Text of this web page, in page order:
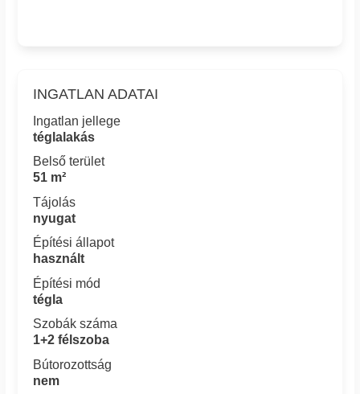
INGATLAN ADATAI
Ingatlan jellege
téglalakás
Belső terület
51 m²
Tájolás
nyugat
Építési állapot
használt
Építési mód
tégla
Szobák száma
1+2 félszoba
Bútorozottság
nem